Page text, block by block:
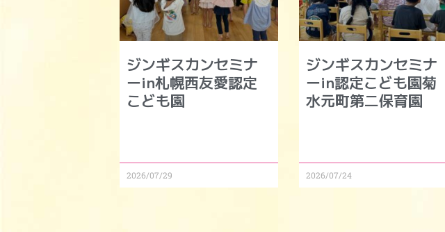
ジンギスカンセミナ
ーin札幌西友愛認定
こども園
2026/07/29
ジンギスカンセミナ
ーin認定こども園菊
水元町第二保育園
2026/07/24